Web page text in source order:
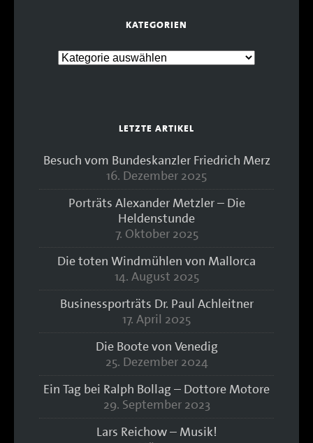
KATEGORIEN
LETZTE ARTIKEL
Besuch vom Bundeskanzler Friedrich Merz
16. Dezember 2025
Porträts Alexander Metzler – Die
Heldenstunde
7. Oktober 2025
Die toten Windmühlen von Mallorca
14. August 2025
Businessporträts Dr. Paul Achleitner
17. April 2025
Die Boote von Venedig
25. Dezember 2024
Ein Tag bei Ralph Bollag – Dottore Motore
29. September 2023
Lars Reichow – Musik!